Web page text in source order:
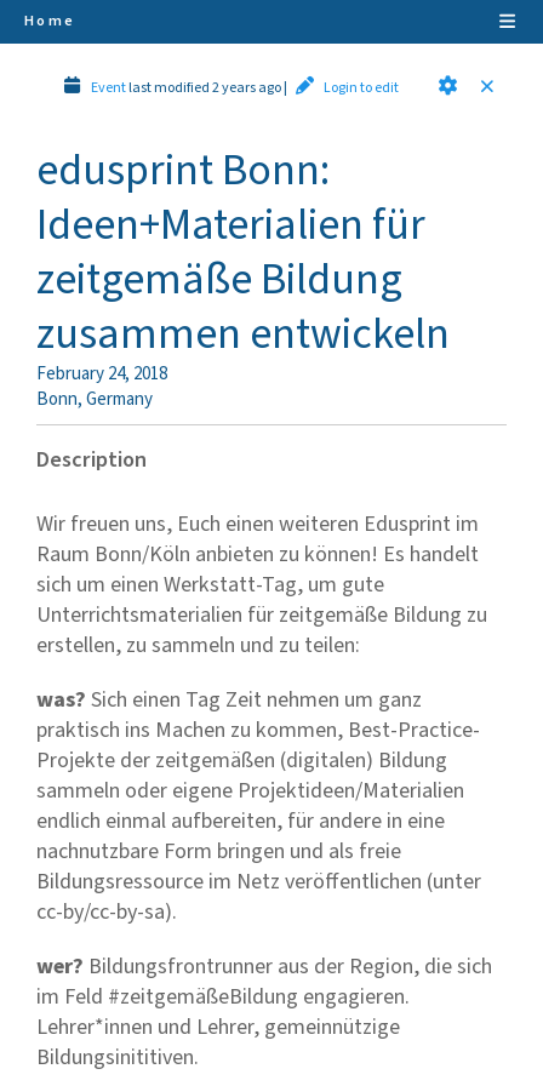
Home
Eventlast modified 2 years ago| Login to edit
edusprint Bonn:
Ideen+Materialien für
zeitgemäße Bildung
zusammen entwickeln
February 24, 2018
Bonn,Germany
Description
Wir freuen uns, Euch einen weiteren Edusprint im
Raum Bonn/Köln anbieten zu können! Es handelt
sich um einen Werkstatt-Tag, um gute
Unterrichtsmaterialien für zeitgemäße Bildung zu
erstellen, zu sammeln und zu teilen:
was? Sich einen Tag Zeit nehmen um ganz
praktisch ins Machen zu kommen, Best-Practice-
Projekte der zeitgemäßen (digitalen) Bildung
sammeln oder eigene Projektideen/Materialien
endlich einmal aufbereiten, für andere in eine
nachnutzbare Form bringen und als freie
Bildungsressource im Netz veröffentlichen (unter
cc-by/cc-by-sa).
wer? Bildungsfrontrunner aus der Region, die sich
im Feld #zeitgemäßeBildung engagieren.
Lehrer*innen und Lehrer, gemeinnützige
Bildungsinititiven.